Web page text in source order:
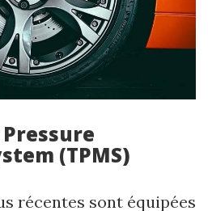
(TPMS)
récentes sont équipées